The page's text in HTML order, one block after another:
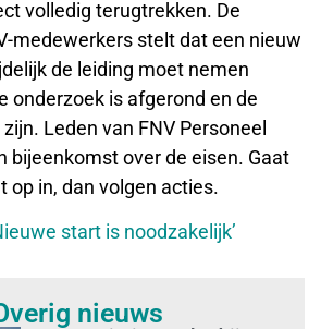
volledig terugtrekken. De
medewerkers stelt dat een nieuw
de leiding moet nemen
onderzoek is afgerond en de
Leden van FNV Personeel
bijeenkomst over de eisen. Gaat
op in, dan volgen acties.
start is noodzakelijk’
nieuws